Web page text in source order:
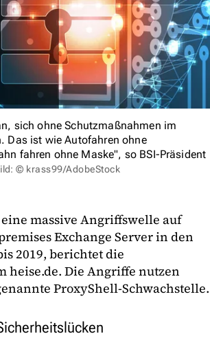
sich ohne Schutzmaßnahmen im
Das ist wie Autofahren ohne
fahren ohne Maske", so BSI-Präsident
© krass99/AdobeStock
massive Angriffswelle auf
Exchange Server in den
2019, berichtet die
Die Angriffe nutzen
ProxyShell-Schwachstelle.